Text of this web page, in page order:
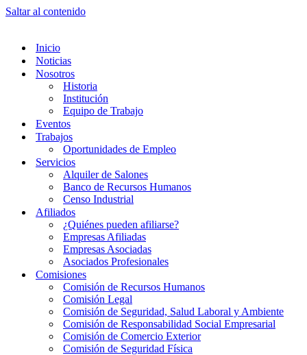
Saltar al contenido
Inicio
Noticias
Nosotros
Historia
Institución
Equipo de Trabajo
Eventos
Trabajos
Oportunidades de Empleo
Servicios
Alquiler de Salones
Banco de Recursos Humanos
Censo Industrial
Afiliados
¿Quiénes pueden afiliarse?
Empresas Afiliadas
Empresas Asociadas
Asociados Profesionales
Comisiones
Comisión de Recursos Humanos
Comisión Legal
Comisión de Seguridad, Salud Laboral y Ambiente
Comisión de Responsabilidad Social Empresarial
Comisión de Comercio Exterior
Comisión de Seguridad Física